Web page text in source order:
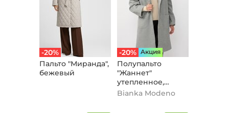
-20%
Пальто "Мирaнда",
бежевый
-20% Aкция
Полупальто
"Жаннет"
утепленное,
серый
Bianka Modeno